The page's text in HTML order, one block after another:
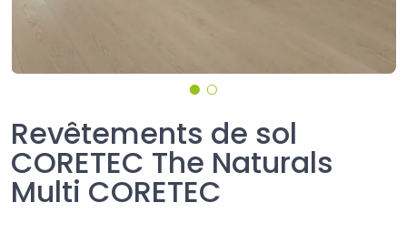
Revêtements de sol
CORETEC The Naturals
Multi CORETEC